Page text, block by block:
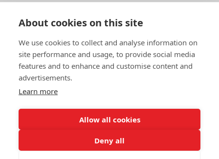
In English
Standardavtal
Snabblänkar
In English
Dataskyddspolicy
About cookies on this site
We use cookies to collect and analyse information on
site performance and usage, to provide social media
features and to enhance and customise content and
advertisements.
Learn more
Allow all cookies
Deny all